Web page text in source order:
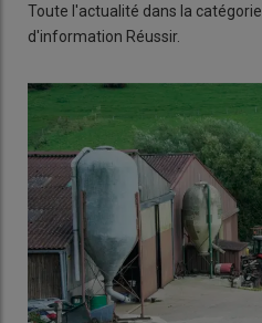
Toute l'actualité dans la catégorie
d'information Réussir.